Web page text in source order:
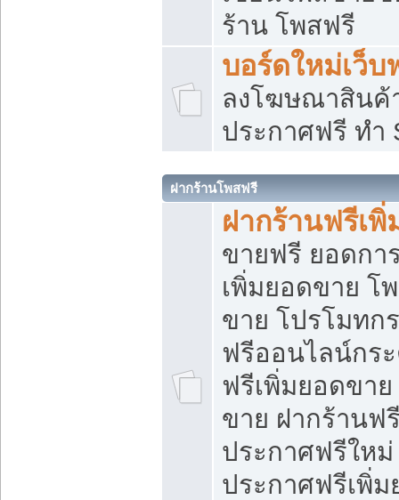
ร้าน โพสฟรี
บอร์ดใหม่เว็บ
ลงโฆษณาสิน
ประกาศฟรี ทำ
ฝากร้านโพสฟรี
ฝากร้านฟรีเ
ขายฟรี ยอดกา
เพิ่มยอดขาย โ
ขาย โปรโมทก
ฟรีออนไลน์กร
ฟรีเพิ่มยอดขา
ขาย ฝากร้านฟ
ประกาศฟรีใหม่
ประกาศฟรีเพิ่